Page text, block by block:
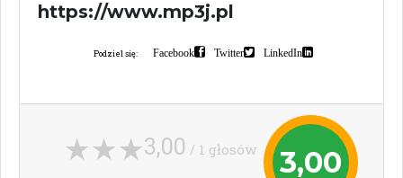
https://www.mp3j.pl
Podziel się: Facebook Twitter LinkedIn
3,00
3,00 / 1 głosów